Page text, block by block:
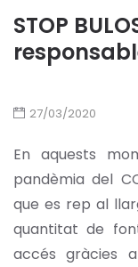
STOP
27/03/2020
En aquests
pandèmia del
que es rep al
quantitat de
accés gràcies